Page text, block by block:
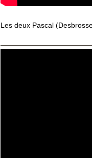
Les deux Pascal